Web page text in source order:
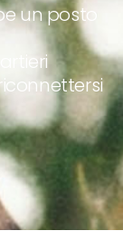
un posto